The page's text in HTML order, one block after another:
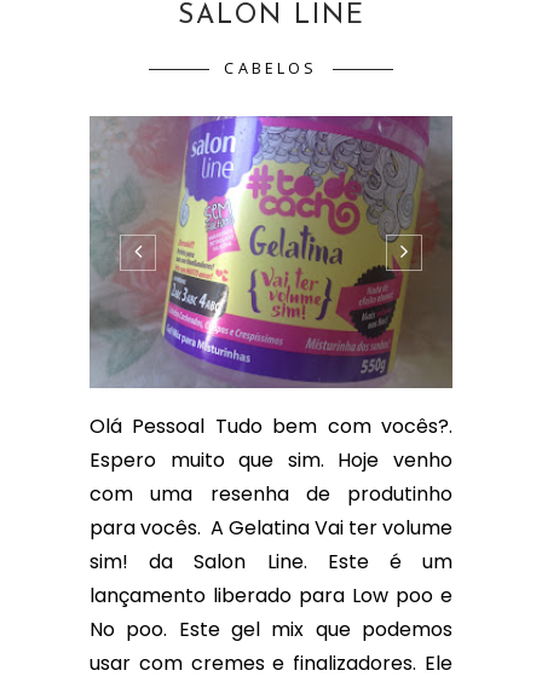
SALON LINE
CABELOS
Olá Pessoal Tudo bem com vocês?.
Espero muito que sim. Hoje venho
com uma resenha de produtinho
para vocês. A Gelatina Vai ter volume
sim! da Salon Line. Este é um
lançamento liberado para Low poo e
No poo. Este gel mix que podemos
usar com cremes e finalizadores. Ele